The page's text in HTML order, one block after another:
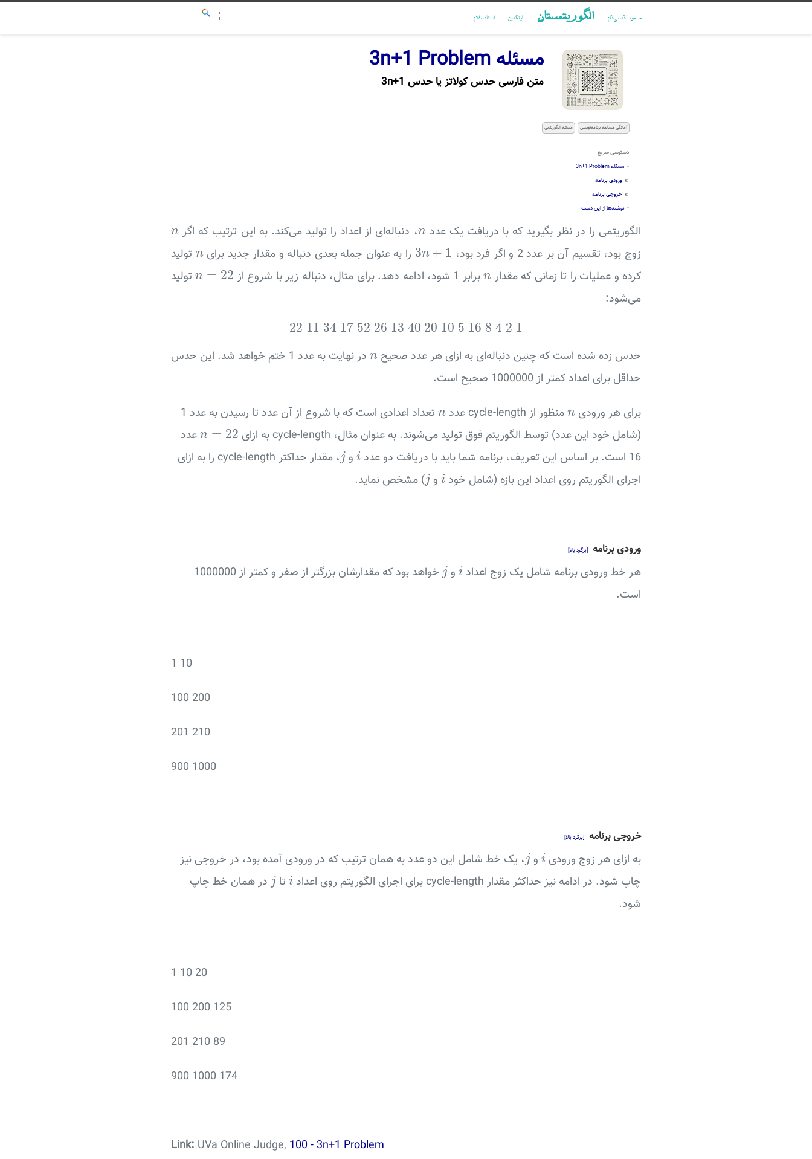
مسعود اقدسی‌فام الگوریتمستان لینکدین استادسلام
مسئله 3n+1 Problem
متن فارسی حدس کولاتز یا حدس 3n+1
آمادگی مسابقه برنامه‌نویسی مسئله الگوریتمی
دسترسی سریع
• مسئله 3n+1 Problem
» ورودی برنامه
» خروجی برنامه
• نوشته‌ها از این دست
الگوریتمی را در نظر بگیرید که با دریافت یک عددn
n، دنباله‌ای از اعداد را تولید می‌کند. به این ترتیب که اگر n
n
زوج بود، تقسیم آن بر عدد 2 و اگر فرد بود، 3n + 1
3n +1 را به عنوان جمله بعدی دنباله و مقدار جدید برایn
n تولید
کرده و عملیات را تا زمانی که مقدار n
nبرابر 1 شود، ادامه دهد. برای مثال، دنباله زیر با شروع از n = 22
n =22
تولید
می‌شود:
22 11 34 17 52 26 13 40 20 10 5 16 8 4 2 1
22 11 341752261340 20 105168 421
حدس زده شده است که چنین دنباله‌ای به ازای هر عدد صحیح n
n
در نهایت به عدد 1 ختم خواهد شد. این حدس
حداقل برای اعداد کمتر از 1000000 صحیح است.
برای هر ورودی n
nمنظور از cycle-length عدد n
n
تعداد اعدادی است که با شروع از آن عدد تا رسیدن به عدد 1
(شامل خود این عدد) توسط الگوریتم فوق تولید می‌شوند. به عنوان مثال، cycle-length به ازای
n = 22
n =22
عدد
16 است. بر اساس این تعریف، برنامه شما باید با دریافت دو عدد
i
i ‌ و j
j
، مقدار حداکثر cycle-length را به ازای
اجرای الگوریتم روی اعداد این بازه (شامل خود i
i و j
j) مشخص نماید.
ورودی برنامه [برگرد بالا]
هر خط ورودی برنامه شامل یک زوج اعداد i
i و j
j
خواهد بود که مقدارشان بزرگتر از صفر و کمتر از 1000000
است.
1 10
100 200
201 210
900 1000
خروجی برنامه [برگرد بالا]
به ازای هر زوج ورودی i
i و j
j، یک خط شامل این دو عدد به همان ترتیب که در ورودی آمده بود، در خروجی نیز
چاپ شود. در ادامه نیز حداکثر مقدار cycle-length برای اجرای الگوریتم روی اعداد
i
i تا j
jدر همان خط چاپ
شود.
1 10 20
100 200 125
201 210 89
900 1000 174
Link: UVa Online Judge, 100 - 3n+1 Problem